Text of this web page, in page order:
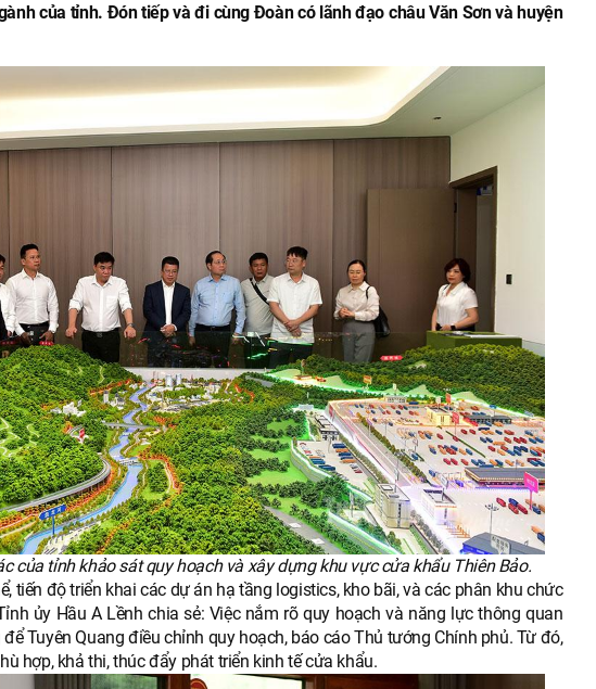
của tỉnh. Đón tiếp và đi cùng Đoàn có lãnh đạo châu Văn Sơn và huyện
của tỉnh khảo sát quy hoạch và xây dựng khu vực cửa khẩu Thiên Bảo.
tiến độ triển khai các dự án hạ tầng logistics, kho bãi, và các phân khu chức
ủy Hầu A Lềnh chia sẻ: Việc nắm rõ quy hoạch và năng lực thông quan
Tuyên Quang điều chỉnh quy hoạch, báo cáo Thủ tướng Chính phủ. Từ đó,
hợp, khả thi, thúc đẩy phát triển kinh tế cửa khẩu.